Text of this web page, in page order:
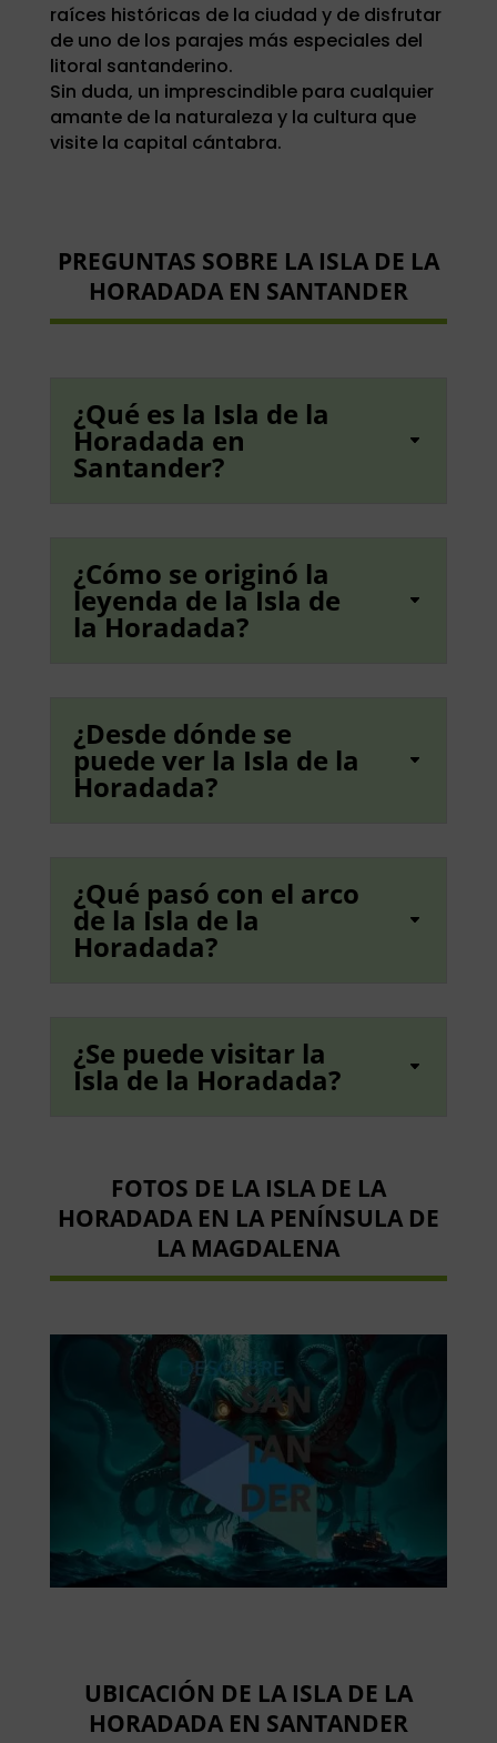
raíces históricas de la ciudad y de disfrutar
de uno de los parajes más especiales del
litoral santanderino.
Sin duda, un imprescindible para cualquier
amante de la naturaleza y la cultura que
visite la capital cántabra.
PREGUNTAS SOBRE LA ISLA DE LA
HORADADA EN SANTANDER
¿Qué es la Isla de la
Horadada en
Santander?
¿Cómo se originó la
leyenda de la Isla de
la Horadada?
¿Desde dónde se
puede ver la Isla de la
Horadada?
¿Qué pasó con el arco
de la Isla de la
Horadada?
¿Se puede visitar la
Isla de la Horadada?
FOTOS DE LA ISLA DE LA
HORADADA EN LA PENÍNSULA DE
LA MAGDALENA
UBICACIÓN DE LA ISLA DE LA
HORADADA EN SANTANDER